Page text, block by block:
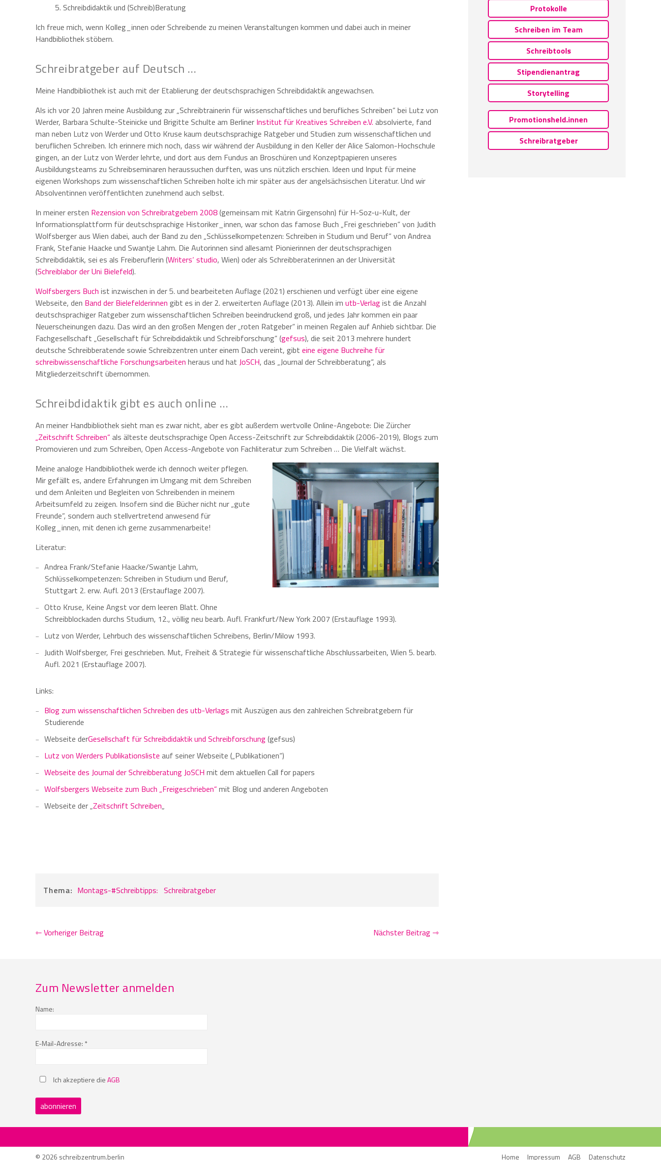
5. Schreibdidaktik und (Schreib)Beratung
Ich freue mich, wenn Kolleg_innen oder Schreibende zu meinen Veranstaltungen kommen und dabei auch in meiner
Handbibliothek stöbern.
Schreibratgeber auf Deutsch …
Meine Handbibliothek ist auch mit der Etablierung der deutschsprachigen Schreibdidaktik angewachsen.
Als ich vor 20 Jahren meine Ausbildung zur „Schreibtrainerin für wissenschaftliches und berufliches Schreiben“ bei Lutz von
Werder, Barbara Schulte-Steinicke und Brigitte Schulte am Berliner Institut für Kreatives Schreiben e.V. absolvierte, fand
man neben Lutz von Werder und Otto Kruse kaum deutschsprachige Ratgeber und Studien zum wissenschaftlichen und
beruflichen Schreiben. Ich erinnere mich noch, dass wir während der Ausbildung in den Keller der Alice Salomon-Hochschule
gingen, an der Lutz von Werder lehrte, und dort aus dem Fundus an Broschüren und Konzeptpapieren unseres
Ausbildungsteams zu Schreibseminaren heraussuchen durften, was uns nützlich erschien. Ideen und Input für meine
eigenen Workshops zum wissenschaftlichen Schreiben holte ich mir später aus der angelsächsischen Literatur. Und wir
Absolventinnen veröffentlichten zunehmend auch selbst.
In meiner ersten Rezension von Schreibratgebern 2008(gemeinsam mit Katrin Girgensohn) für H-Soz-u-Kult, der
Informationsplattform für deutschsprachige Historiker_innen, war schon das famose Buch „Frei geschrieben“ von Judith
Wolfsberger aus Wien dabei, auch der Band zu den „Schlüsselkompetenzen: Schreiben in Studium und Beruf“ von Andrea
Frank, Stefanie Haacke und Swantje Lahm. Die Autorinnen sind allesamt Pionierinnen der deutschsprachigen
Schreibdidaktik, sei es als Freiberuflerin (Writers‘ studio, Wien) oder als Schreibberaterinnen an der Universität
(Schreiblabor der Uni Bielefeld).
Wolfsbergers Buch ist inzwischen in der 5. und bearbeiteten Auflage (2021) erschienen und verfügt über eine eigene
Webseite, den Band der Bielefelderinnen gibt es in der 2. erweiterten Auflage (2013). Allein im utb-Verlagist die Anzahl
deutschsprachiger Ratgeber zum wissenschaftlichen Schreiben beeindruckend groß, und jedes Jahr kommen ein paar
Neuerscheinungen dazu. Das wird an den großen Mengen der „roten Ratgeber“ in meinen Regalen auf Anhieb sichtbar. Die
Fachgesellschaft „Gesellschaft für Schreibdidaktik und Schreibforschung“ (gefsus), die seit 2013 mehrere hundert
deutsche Schreibberatende sowie Schreibzentren unter einem Dach vereint, gibt eine eigene Buchreihe für
schreibwissenschaftliche Forschungsarbeiten heraus und hat JoSCH, das „Journal der Schreibberatung“, als
Mitgliederzeitschrift übernommen.
Schreibdidaktik gibt es auch online …
An meiner Handbibliothek sieht man es zwar nicht, aber es gibt außerdem wertvolle Online-Angebote: Die Zürcher
„Zeitschrift Schreiben“als älteste deutschsprachige Open Access-Zeitschrift zur Schreibdidaktik (2006-2019), Blogs zum
Promovieren und zum Schreiben, Open Access-Angebote von Fachliteratur zum Schreiben … Die Vielfalt wächst.
Meine analoge Handbibliothek werde ich dennoch weiter pflegen.
Mir gefällt es, andere Erfahrungen im Umgang mit dem Schreiben
und dem Anleiten und Begleiten von Schreibenden in meinem
Arbeitsumfeld zu zeigen. Insofern sind die Bücher nicht nur „gute
Freunde“, sondern auch stellvertretend anwesend für
Kolleg_innen, mit denen ich gerne zusammenarbeite!
Literatur:
Andrea Frank/Stefanie Haacke/Swantje Lahm,
Schlüsselkompetenzen: Schreiben in Studium und Beruf,
Stuttgart 2. erw. Aufl. 2013 (Erstauflage 2007).
Otto Kruse, Keine Angst vor dem leeren Blatt. Ohne
Schreibblockaden durchs Studium, 12., völlig neu bearb. Aufl. Frankfurt/New York 2007 (Erstauflage 1993).
Lutz von Werder, Lehrbuch des wissenschaftlichen Schreibens, Berlin/Milow 1993.
Judith Wolfsberger, Frei geschrieben. Mut, Freiheit & Strategie für wissenschaftliche Abschlussarbeiten, Wien 5. bearb.
Aufl. 2021(Erstauflage 2007).
Links:
Blog zum wissenschaftlichen Schreiben des utb-Verlags mit Auszügen aus den zahlreichen Schreibratgebern für
Studierende
Webseite derGesellschaft für Schreibdidaktik und Schreibforschung(gefsus)
Lutz von Werders Publikationsliste auf seiner Webseite („Publikationen“)
Webseite des Journal der Schreibberatung JoSCH mit dem aktuellen Call for papers
Wolfsbergers Webseite zum Buch „Freigeschrieben“mit Blog und anderen Angeboten
Webseite der „Zeitschrift Schreiben„
Thema: Montags-#Schreibtipps: Schreibratgeber
⇽ Vorheriger Beitrag Nächster Beitrag ⇾
Protokolle
Schreiben im Team
Schreibtools
Stipendienantrag
Storytelling
Promotionsheld.innen
Schreibratgeber
Zum Newsletter anmelden
Name:
E-Mail-Adresse: *
Ich akzeptiere dieAGB
© 2026 schreibzentrum.berlin Home Impressum AGB Datenschutz